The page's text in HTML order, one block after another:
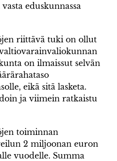
eduskunnassa
riittävä tuki on ollut
on ilmaissut selvän
eikä sitä lasketa.
ja viimein ratkaistu
toiminnan
2 miljoonan euron
vuodelle. Summa